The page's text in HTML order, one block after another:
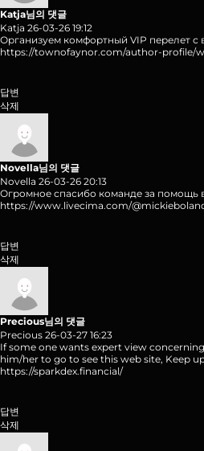
Katja님의 댓글
Katja 26-03-26 19:12
Организуем комфортный VIP перелет
https://townofaynor.com/author-profile/
답변
삭제
Novella님의 댓글
Novella 26-03-26 20:13
Огромное спасибо команде за помощь
https://www.livecima.com/
답변
삭제
Precious님의 댓글
Precious 26-03-27 16:23
If some one wants expert view
him/her to go to see this web site, Keep
https://sparkdex.financial/
답변
삭제